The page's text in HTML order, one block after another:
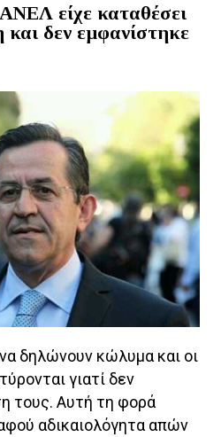
είχε καταθέσει
και δεν εμφανίστηκε
να δηλώνουν κώλυμα και οι
γιατί δεν
τους. Αυτή τη φορά
αδικαιολόγητα απών